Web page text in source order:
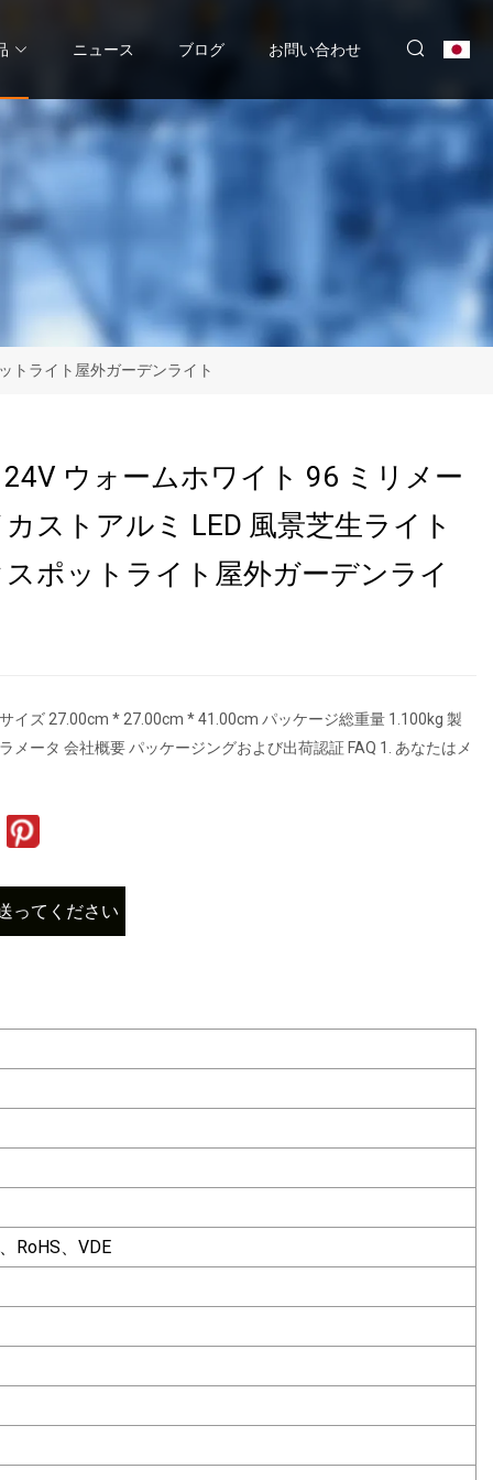
ニュース ブログ お問い合わせ
トライト屋外ガーデンライト
ウォームホワイト 96 ミリメー
ストアルミ LED 風景芝生ライト
ポットライト屋外ガーデンライ
イズ 27.00cm * 27.00cm * 41.00cm パッケージ総重量 1.100kg 製
メータ 会社概要 パッケージングおよび出荷認証 FAQ 1. あなたはメ
ってください
RoHS、VDE